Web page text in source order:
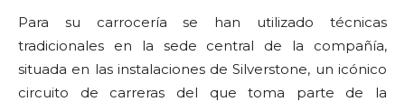
Para su carrocería se han utilizado técnicas
tradicionales en la sede central de la compañía,
situada en las instalaciones de Silverstone, un icónico
circuito de carreras del que toma parte de la